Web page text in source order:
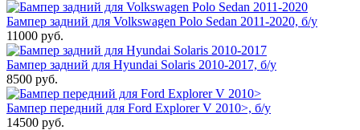
Бампер задний для Volkswagen Polo Sedan 2011-2020, б/у
11000 руб.
Бампер задний для Hyundai Solaris 2010-2017, б/у
8500 руб.
Бампер передний для Ford Explorer V 2010>, б/у
14500 руб.